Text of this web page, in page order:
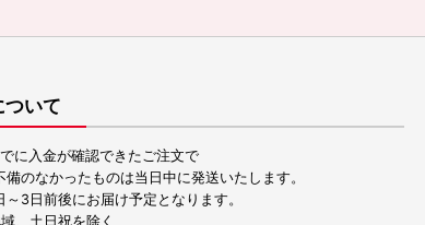
ついて
に入金が確認できたご注文で
備のなかったものは当日中に発送いたします。
～3日前後にお届け予定となります。
、土日祝を除く